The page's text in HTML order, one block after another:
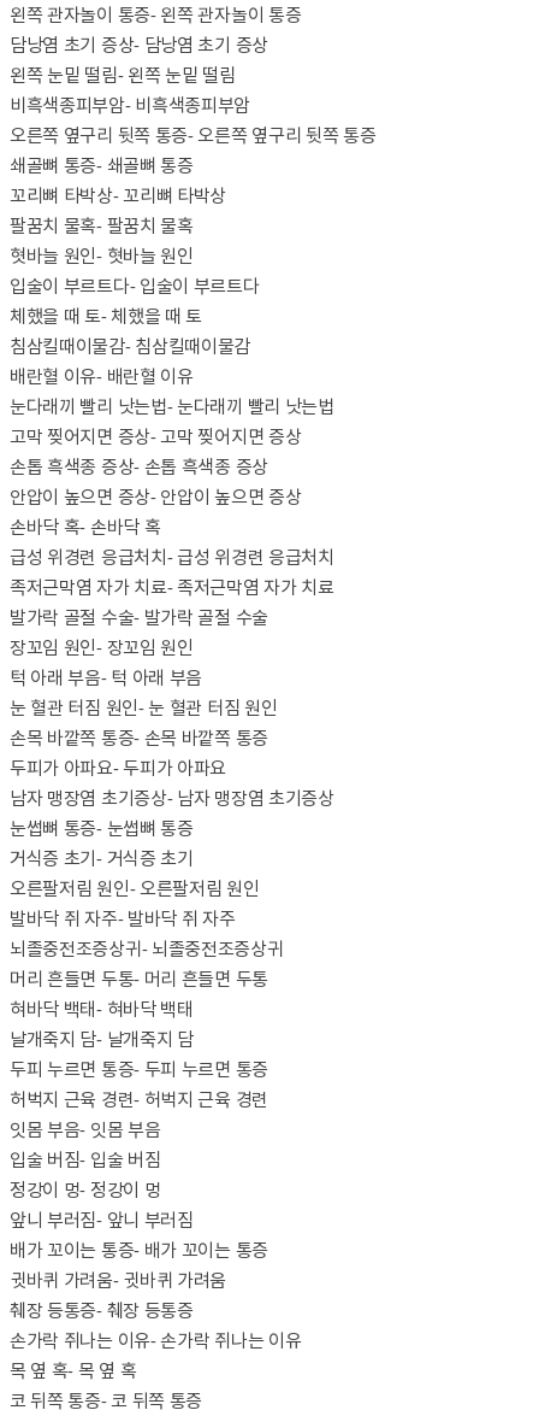
왼쪽 관자놀이 통증- 왼쪽 관자놀이 통증
담낭염 초기 증상- 담낭염 초기 증상
왼쪽 눈밑 떨림- 왼쪽 눈밑 떨림
비흑색종피부암- 비흑색종피부암
오른쪽 옆구리 뒷쪽 통증- 오른쪽 옆구리 뒷쪽 통증
쇄골뼈 통증- 쇄골뼈 통증
꼬리뼈 타박상- 꼬리뼈 타박상
팔꿈치 물혹- 팔꿈치 물혹
혓바늘 원인- 혓바늘 원인
입술이 부르트다- 입술이 부르트다
체했을 때 토- 체했을 때 토
침삼킬때이물감- 침삼킬때이물감
배란혈 이유- 배란혈 이유
눈다래끼 빨리 낫는법- 눈다래끼 빨리 낫는법
고막 찢어지면 증상- 고막 찢어지면 증상
손톱 흑색종 증상- 손톱 흑색종 증상
안압이 높으면 증상- 안압이 높으면 증상
손바닥 혹- 손바닥 혹
급성 위경련 응급처치- 급성 위경련 응급처치
족저근막염 자가 치료- 족저근막염 자가 치료
발가락 골절 수술- 발가락 골절 수술
장꼬임 원인- 장꼬임 원인
턱 아래 부음- 턱 아래 부음
눈 혈관 터짐 원인- 눈 혈관 터짐 원인
손목 바깥쪽 통증- 손목 바깥쪽 통증
두피가 아파요- 두피가 아파요
남자 맹장염 초기증상- 남자 맹장염 초기증상
눈썹뼈 통증- 눈썹뼈 통증
거식증 초기- 거식증 초기
오른팔저림 원인- 오른팔저림 원인
발바닥 쥐 자주- 발바닥 쥐 자주
뇌졸중전조증상귀- 뇌졸중전조증상귀
머리 흔들면 두통- 머리 흔들면 두통
혀바닥 백태- 혀바닥 백태
날개죽지 담- 날개죽지 담
두피 누르면 통증- 두피 누르면 통증
허벅지 근육 경련- 허벅지 근육 경련
잇몸 부음- 잇몸 부음
입술 버짐- 입술 버짐
정강이 멍- 정강이 멍
앞니 부러짐- 앞니 부러짐
배가 꼬이는 통증- 배가 꼬이는 통증
귓바퀴 가려움- 귓바퀴 가려움
췌장 등통증- 췌장 등통증
손가락 쥐나는 이유- 손가락 쥐나는 이유
목 옆 혹- 목 옆 혹
코 뒤쪽 통증- 코 뒤쪽 통증